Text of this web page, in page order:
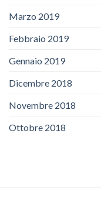
Marzo 2019
Febbraio 2019
Gennaio 2019
Dicembre 2018
Novembre 2018
Ottobre 2018